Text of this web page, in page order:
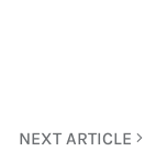
NEXT ARTICLE